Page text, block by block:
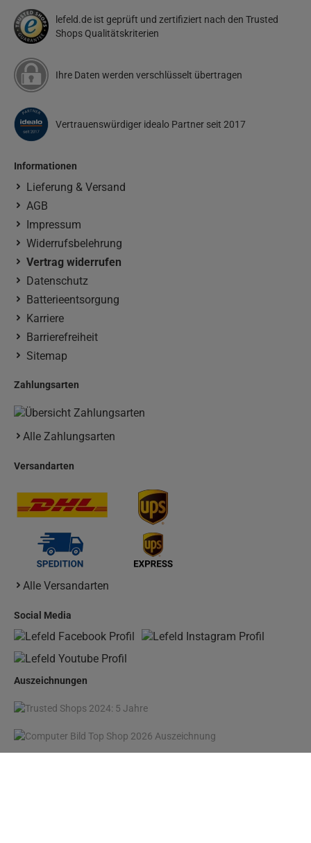
lefeld.de ist geprüft und zertifiziert nach den Trusted
Shops Qualitätskriterien
Ihre Daten werden verschlüsselt übertragen
Vertrauenswürdiger idealo Partner seit 2017
Informationen
Lieferung & Versand
AGB
Impressum
Widerrufsbelehrung
Vertrag widerrufen
Datenschutz
Batterieentsorgung
Karriere
Barrierefreiheit
Sitemap
Zahlungsarten
Alle Zahlungsarten
Versandarten
Alle Versandarten
Social Media
Auszeichnungen